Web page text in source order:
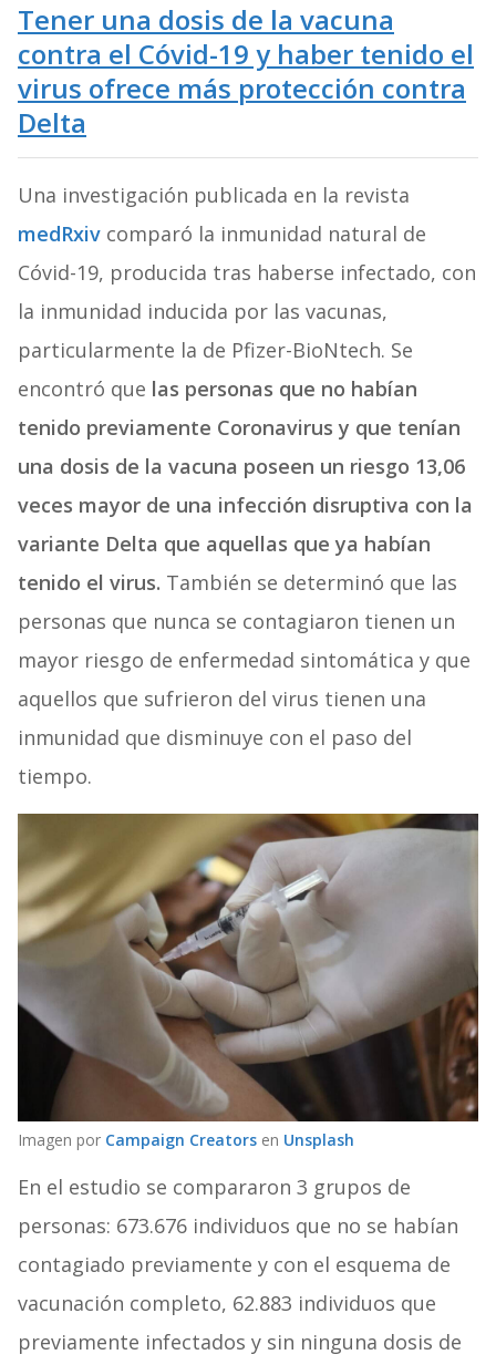
Tener una dosis de la vacuna
contra el Cóvid-19 y haber tenido el
virus ofrece más protección contra
Delta
Una investigación publicada en la revista
medRxivcomparó la inmunidad natural de
Cóvid-19, producida tras haberse infectado, con
la inmunidad inducida por las vacunas,
particularmente la de Pfizer-BioNtech. Se
encontró que las personas que no habían
tenido previamente Coronavirus y que tenían
una dosis de la vacuna poseen un riesgo 13,06
veces mayor de una infección disruptiva con la
variante Delta que aquellas que ya habían
tenido el virus. También se determinó que las
personas que nunca se contagiaron tienen un
mayor riesgo de enfermedad sintomática y que
aquellos que sufrieron del virus tienen una
inmunidad que disminuye con el paso del
tiempo.
Imagen por Campaign Creatorsen Unsplash
En el estudio se compararon 3 grupos de
personas: 673.676 individuos que no se habían
contagiado previamente y con el esquema de
vacunación completo, 62.883 individuos que
previamente infectados y sin ninguna dosis de